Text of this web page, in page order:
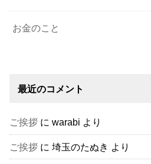
お金のこと
最近のコメント
ご挨拶 にwarabi より
ご挨拶 に埼玉のたぬき より